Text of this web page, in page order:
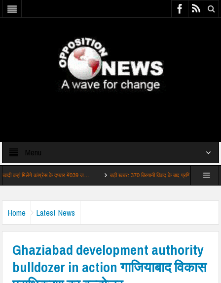
Menu
मिलेंगे कांग्रेस के दफ्तर में039 ज… बड़ी खबर: 370 बिरयानी विवाद के बाद प्रणित मोरे की वापसी स…
Home Latest News
Ghaziabad development authority
bulldozer in action गाजियाबाद विकास